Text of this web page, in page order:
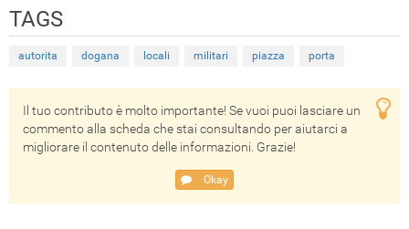
TAGS
autorita dogana locali militari piazza porta
Il tuo contributo è molto importante! Se vuoi puoi lasciare un
commento alla scheda che stai consultando per aiutarci a
migliorare il contenuto delle informazioni. Grazie!
Okay